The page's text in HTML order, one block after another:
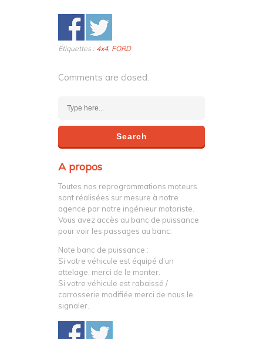
Étiquettes : 4x4, FORD
Comments are closed.
A propos
Toutes nos reprogrammations moteurs
sont réalisées sur mesure à notre
agence par notre ingénieur motoriste.
Vous avez accès au banc de puissance
pour voir les passages au banc.
Note banc de puissance :
Si votre véhicule est équipé d’un
attelage, merci de le monter.
Si votre véhicule est rabaissé /
carrosserie modifiée merci de nous le
signaler.